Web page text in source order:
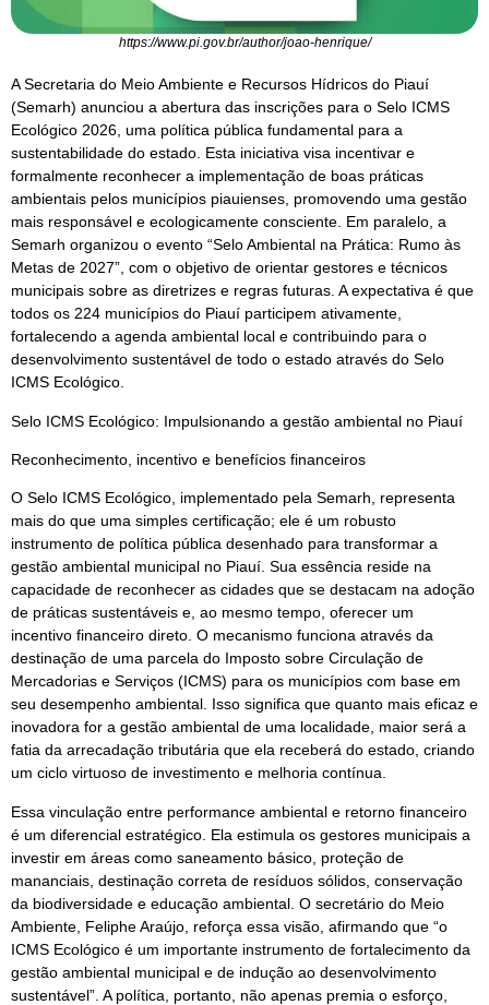
https://www.pi.gov.br/author/joao-henrique/
A Secretaria do Meio Ambiente e Recursos Hídricos do Piauí
(Semarh) anunciou a abertura das inscrições para o Selo ICMS
Ecológico 2026, uma política pública fundamental para a
sustentabilidade do estado. Esta iniciativa visa incentivar e
formalmente reconhecer a implementação de boas práticas
ambientais pelos municípios piauienses, promovendo uma gestão
mais responsável e ecologicamente consciente. Em paralelo, a
Semarh organizou o evento “Selo Ambiental na Prática: Rumo às
Metas de 2027”, com o objetivo de orientar gestores e técnicos
municipais sobre as diretrizes e regras futuras. A expectativa é que
todos os 224 municípios do Piauí participem ativamente,
fortalecendo a agenda ambiental local e contribuindo para o
desenvolvimento sustentável de todo o estado através do Selo
ICMS Ecológico.
Selo ICMS Ecológico: Impulsionando a gestão ambiental no Piauí
Reconhecimento, incentivo e benefícios financeiros
O Selo ICMS Ecológico, implementado pela Semarh, representa
mais do que uma simples certificação; ele é um robusto
instrumento de política pública desenhado para transformar a
gestão ambiental municipal no Piauí. Sua essência reside na
capacidade de reconhecer as cidades que se destacam na adoção
de práticas sustentáveis e, ao mesmo tempo, oferecer um
incentivo financeiro direto. O mecanismo funciona através da
destinação de uma parcela do Imposto sobre Circulação de
Mercadorias e Serviços (ICMS) para os municípios com base em
seu desempenho ambiental. Isso significa que quanto mais eficaz e
inovadora for a gestão ambiental de uma localidade, maior será a
fatia da arrecadação tributária que ela receberá do estado, criando
um ciclo virtuoso de investimento e melhoria contínua.
Essa vinculação entre performance ambiental e retorno financeiro
é um diferencial estratégico. Ela estimula os gestores municipais a
investir em áreas como saneamento básico, proteção de
mananciais, destinação correta de resíduos sólidos, conservação
da biodiversidade e educação ambiental. O secretário do Meio
Ambiente, Feliphe Araújo, reforça essa visão, afirmando que “o
ICMS Ecológico é um importante instrumento de fortalecimento da
gestão ambiental municipal e de indução ao desenvolvimento
sustentável”. A política, portanto, não apenas premia o esforço,